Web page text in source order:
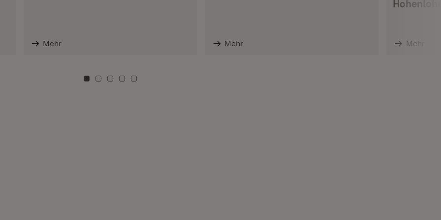
Mehr Mehr Mehr
Zu Kachel: 0
Zu Kachel: 3
Zu Kachel: 6
Zu Kachel: 9
Zu Kachel: 12